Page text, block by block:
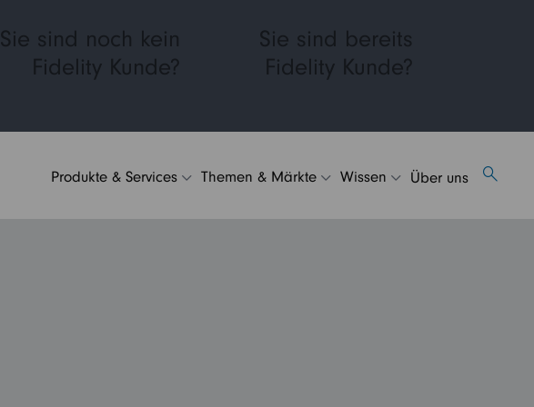
Sie sind noch kein
Fidelity Kunde?
Sie sind bereits
Fidelity Kunde?
Produkte & Services Themen & Märkte Wissen Über uns